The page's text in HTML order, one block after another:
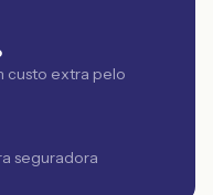
custo extra pelo
seguradora